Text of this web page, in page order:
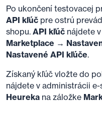
Po ukončení testovacej
API kľúč pre ostrú
shopu. API kľúč nájdete
Marketplace →
Nastavené API kľúče.
Získaný kľúč vložte do
nájdete v administrácii
Heureka na záložke